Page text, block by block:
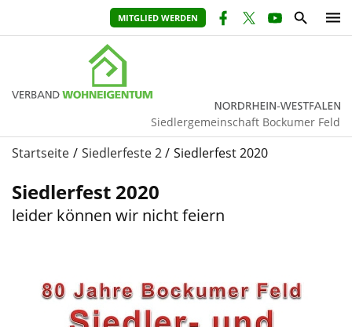
MITGLIED WERDEN
Siedlergemeinschaft Bockumer Feld
Startseite Siedlerfeste 2 Siedlerfest 2020
Siedlerfest 2020
leider können wir nicht feiern